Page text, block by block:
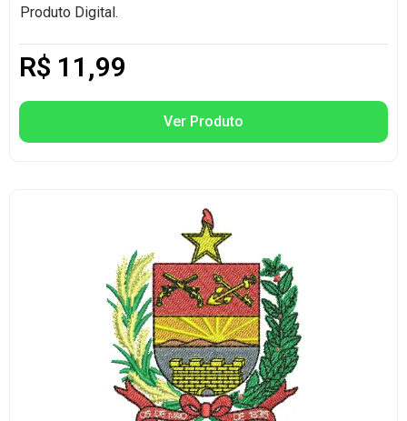
Produto Digital.
R$ 11,99
Ver Produto